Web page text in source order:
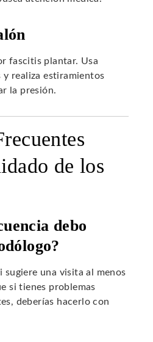
fascitis plantar. Usa
realiza estiramientos
la presión.
de los
debo
sugiere una visita al menos
si tienes problemas
deberías hacerlo con